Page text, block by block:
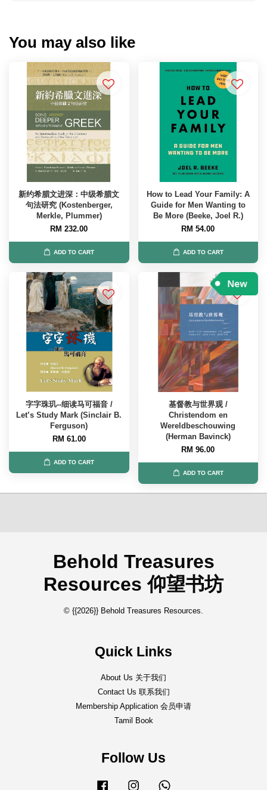
You may also like
新约希腊文进深：中级希腊文
句法研究 (Kostenberger,
Merkle, Plummer)
RM 232.00
ADD TO CART
How to Lead Your Family: A
Guide for Men Wanting to
Be More (Beeke, Joel R.)
RM 54.00
ADD TO CART
字字珠玑--细读马可福音 /
Let’s Study Mark (Sinclair B.
Ferguson)
RM 61.00
ADD TO CART
基督教与世界观 /
Christendom en
Wereldbeschouwing
(Herman Bavinck)
RM 96.00
ADD TO CART
Behold Treasures
Resources 仰望书坊
© {{2026}} Behold Treasures Resources.
Quick Links
About Us 关于我们
Contact Us 联系我们
Membership Application 会员申请
Tamil Book
Follow Us
Facebook Instagram